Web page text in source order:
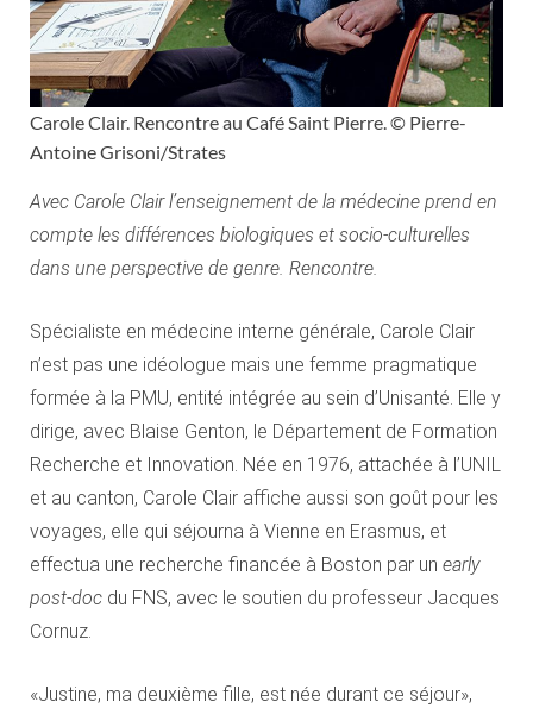
Carole Clair. Rencontre au Café Saint Pierre. © Pierre-
Antoine Grisoni/Strates
Avec Carole Clair l’enseignement de la médecine prend en
compte les différences biologiques et socio-culturelles
dans une perspective de genre. Rencontre.
Spécialiste en médecine interne générale, Carole Clair
n’est pas une idéologue mais une femme pragmatique
formée à la PMU, entité intégrée au sein d’Unisanté. Elle y
dirige, avec Blaise Genton, le Département de Formation
Recherche et Innovation. Née en 1976, attachée à l’UNIL
et au canton, Carole Clair affiche aussi son goût pour les
voyages, elle qui séjourna à Vienne en Erasmus, et
effectua une recherche financée à Boston par un early
post-doc du FNS, avec le soutien du professeur Jacques
Cornuz.
«Justine, ma deuxième fille, est née durant ce séjour»,